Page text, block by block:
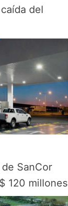
del
SanCor
120 millones